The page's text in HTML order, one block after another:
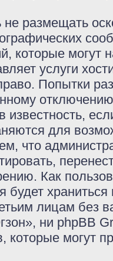
размещать
которые могут
услуги
Попытки
известность,
для
что
Как
лицам без
ни phpBB
которые могут